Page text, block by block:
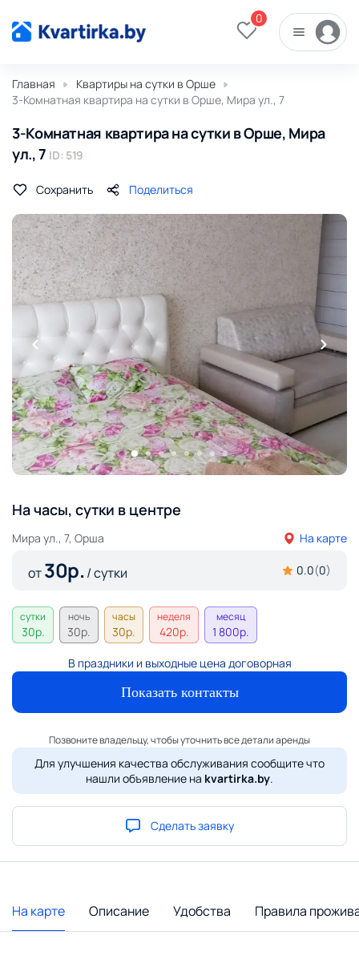
0
Главная
Квартиры на сутки в Орше
3-Комнатная квартира на сутки в Орше, Мира ул., 7
3-Комнатная квартира на сутки в Орше, Мира
ул., 7 ID: 519
Сохранить Поделиться
На часы, сутки в центре
Мира ул., 7, Орша На карте
от30р./ сутки 0.0(0)
сутки
30р.
ночь
30р.
часы
30р.
неделя
420р.
месяц
1 800р.
В праздники и выходные цена договорная
Показать контакты
Позвоните владельцу, чтобы уточнить все детали аренды
Для улучшения качества обслуживания сообщите что
нашли объявление на kvartirka.by.
Сделать заявку
На карте Описание Удобства Правила